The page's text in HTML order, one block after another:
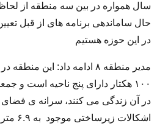
سال همواره در بین سه منطقه از
حال ساماندهی برنامه های از قبل
در این حوزه هستیم
مدیر منطقه ۸ ادامه داد:
در آن زندگی می کنند، سرانه ی